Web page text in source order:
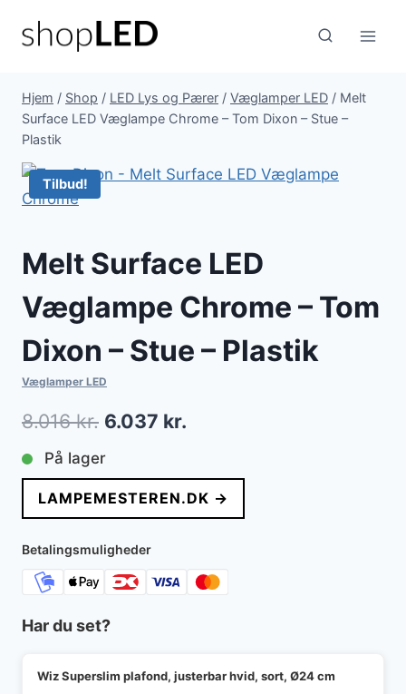
Hjem / Shop / LED Lys og Pærer / Væglamper LED / Melt
Surface LED Væglampe Chrome – Tom Dixon – Stue –
Plastik
Tilbud!
Melt Surface LED
Væglampe Chrome – Tom
Dixon – Stue – Plastik
Væglamper LED
8.016kr. Den
oprindelige
pris
var:
8.016 kr..
6.037 kr.
pris
er:
På lager
LAMPEMESTEREN.DK →
Betalingsmuligheder
Har du set?
Wiz Superslim plafond, justerbar hvid, sort, Ø24 cm